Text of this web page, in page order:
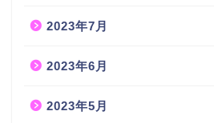
2023年7月
2023年6月
2023年5月